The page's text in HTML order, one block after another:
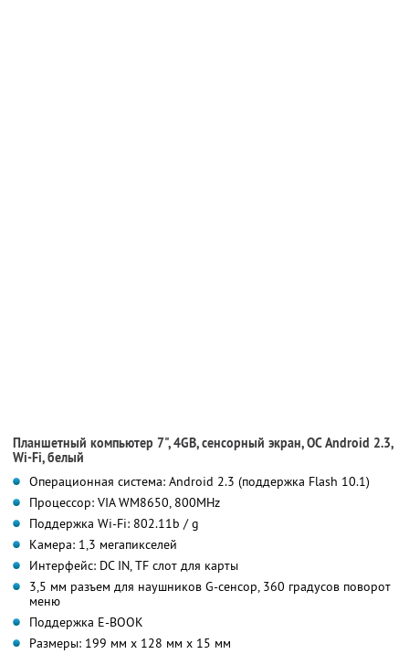
Планшетный компьютер 7", 4GB, сенсорный экран, ОС Android 2.3,
Wi-Fi, белый
Операционная система: Android 2.3 (поддержка Flash 10.1)
Процессор: VIA WM8650, 800MHz
Поддержка Wi-Fi: 802.11b / g
Камера: 1,3 мегапикселей
Интерфейс: DC IN, TF слот для карты
3,5 мм разъем для наушников G-сенсор, 360 градусов поворот
меню
Поддержка E-BOOK
Размеры: 199 мм х 128 мм х 15 мм